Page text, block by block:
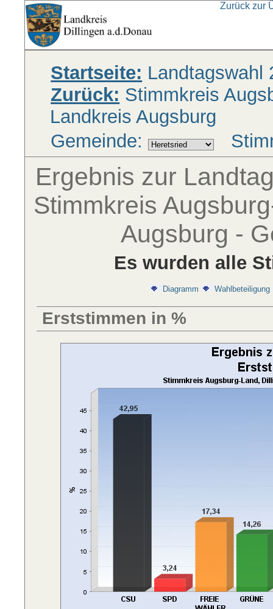
Zurück zur
Startseite: Landtagswahl
Zurück: Stimmkreis
Landkreis Augsburg
Gemeinde:
Ergebnis zur
Stimmkreis
Augsburg -
Es wurden alle
Diagramm Wahlbeteiligung
Erststimmen in %